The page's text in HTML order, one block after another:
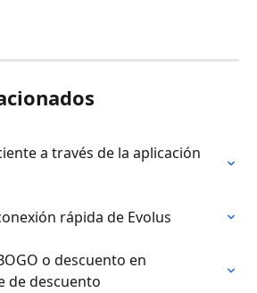
a través de la aplicación
rápida de Evolus
o descuento en
de descuento